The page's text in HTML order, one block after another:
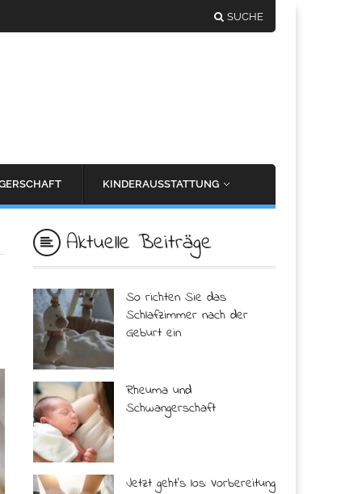
SUCHE
KINDERAUSSTATTUNG
Aktuelle Beiträge
So richten Sie das
Schlafzimmer nach der
Geburt ein
Rheuma und
Schwangerschaft
Jetzt geht’s los: Vorbereitung